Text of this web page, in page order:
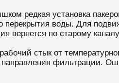
редкая установка
перекрытия воды. Для
вернется по старому
стык от
фильтрации.